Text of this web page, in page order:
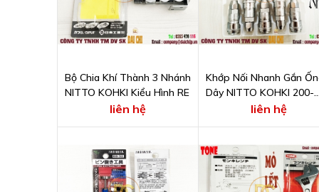
Bộ Chia Khí Thành 3 Nhánh
NITTO KOHKI Kiểu Hình RE
liên hệ
Khớp Nối Nhanh Gắn
Dây NITTO KOHKI 200-
liên hệ